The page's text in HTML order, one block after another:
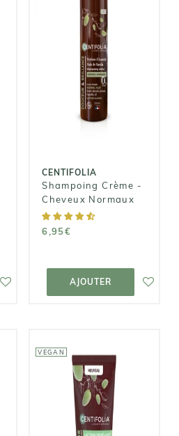
CENTIFOLIA
Shampoing Crème -
Cheveux Normaux
6,95€
AJOUTER
CENTIFOLIA
Shampoing
Crème -
Cheveux
Normaux
AJOUTER AU
PANIER
VEGAN
CENTIFOLIA